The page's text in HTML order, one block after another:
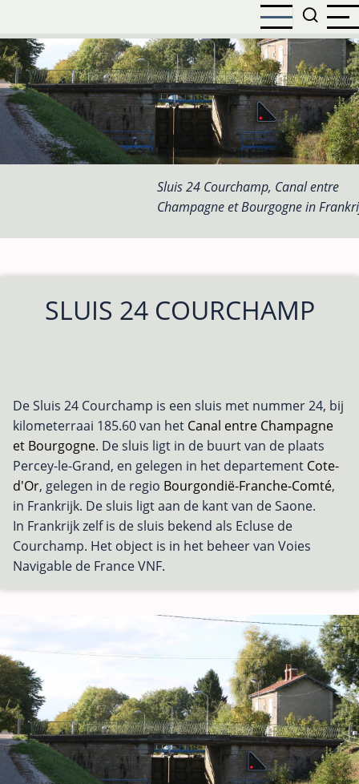
naar
de
inhoud
gaan
Sluis 24 Courchamp, Canal entre
Champagne et Bourgogne in
SLUIS 24 COURCHAMP
De Sluis 24 Courchamp is een sluis met nummer 24, bij
kilometerraai 185.60 van het Canal entre Champagne
et Bourgogne. De sluis ligt in de buurt van de plaats
Percey-le-Grand, en gelegen in het departement Cote-
d'Or, gelegen in de regio Bourgondië-Franche-Comté,
in Frankrijk. De sluis ligt aan de kant van de Saone.
In Frankrijk zelf is de sluis bekend als Ecluse de
Courchamp. Het object is in het beheer van Voies
Navigable de France VNF.